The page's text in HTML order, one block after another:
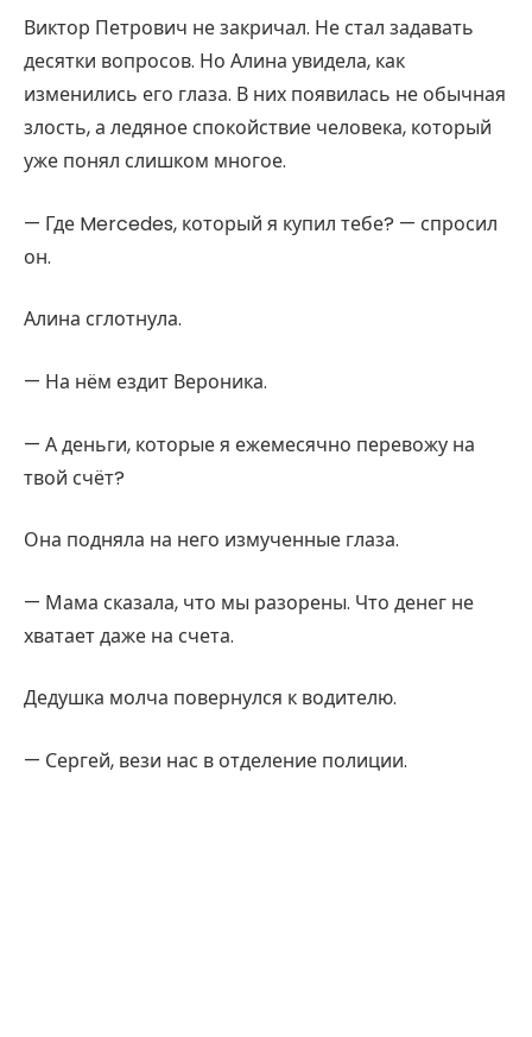
Виктор Петрович не закричал. Не стал задавать
десятки вопросов. Но Алина увидела, как
изменились его глаза. В них появилась не обычная
злость, а ледяное спокойствие человека, который
уже понял слишком многое.
— Где Mercedes, который я купил тебе? — спросил
он.
Алина сглотнула.
— На нём ездит Вероника.
— А деньги, которые я ежемесячно перевожу на
твой счёт?
Она подняла на него измученные глаза.
— Мама сказала, что мы разорены. Что денег не
хватает даже на счета.
Дедушка молча повернулся к водителю.
— Сергей, вези нас в отделение полиции.